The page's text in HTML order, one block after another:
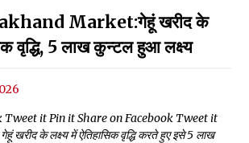
Market:गेहूं खरीद के
वृद्धि, 5 लाख कुन्टल हुआ लक्ष्य
Tweet it Pin it Share on Facebook Tweet it
खरीद के लक्ष्य में ऐतिहासिक वृद्धि करते हुए इसे 5 लाख